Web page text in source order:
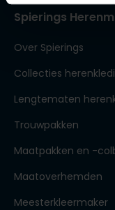
Spierings
Over Spierings
Collecties
Lengtematen
Trouwpakken
Maatpakken en -
Maatoverhemden
Meesterkleermaker